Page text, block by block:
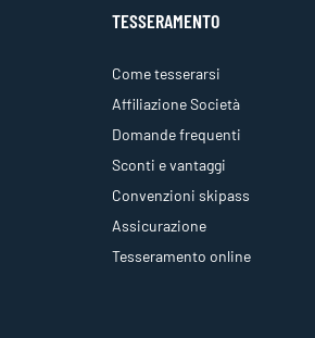
TESSERAMENTO
Come tesserarsi
Affiliazione Società
Domande frequenti
Sconti e vantaggi
Convenzioni skipass
Assicurazione
Tesseramento online